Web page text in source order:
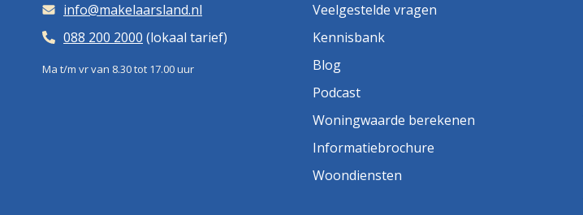
info@makelaarsland.nl
088 200 2000 (lokaal tarief)
Ma t/m vr van 8.30 tot 17.00 uur
Veelgestelde vragen
Kennisbank
Blog
Podcast
Woningwaarde berekenen
Informatiebrochure
Woondiensten